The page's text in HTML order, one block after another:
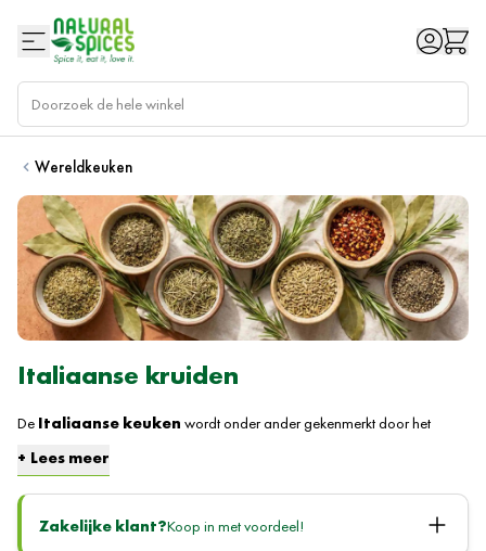
Wereldkeuken
Italiaanse kruiden
De Italiaanse keuken wordt onder ander gekenmerkt door het
gebruik van heerlijke kruiden en specerijen. Voorbeelden hiervan zijn
basilicum, rozemarijn, peterselie en oregano. Hiermee zet je in een
handomdraai de lekkerste gerechten met een Italiaanse twist op tafel.
Denk bijvoorbeeld aan een heerlijke klassieke pizza of pasta. Bij Natural
Lees meer
Zakelijke klant?Koop in met voordeel!